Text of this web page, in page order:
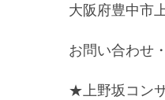
大阪府豊中市
お問い合わせ
★上野坂コン